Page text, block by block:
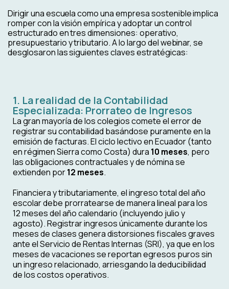
Dirigir una escuela como una empresa sostenible implica
romper con la visión empírica y adoptar un control
estructurado en tres dimensiones: operativo,
presupuestario y tributario. A lo largo del webinar, se
desglosaron las siguientes claves estratégicas:
1. La realidad de la Contabilidad
Especializada: Prorrateo de Ingresos
La gran mayoría de los colegios comete el error de
registrar su contabilidad basándose puramente en la
emisión de facturas. El ciclo lectivo en Ecuador (tanto
en régimen Sierra como Costa) dura 10 meses, pero
las obligaciones contractuales y de nómina se
extienden por12 meses.
Financiera y tributariamente, el ingreso total del año
escolar debe prorratearse de manera lineal para los
12 meses del año calendario (incluyendo julio y
agosto). Registrar ingresos únicamente durante los
meses de clases genera distorsiones fiscales graves
ante el Servicio de Rentas Internas (SRI), ya que en los
meses de vacaciones se reportan egresos puros sin
un ingreso relacionado, arriesgando la deducibilidad
de los costos operativos.